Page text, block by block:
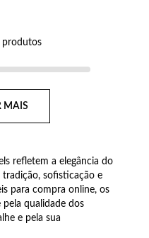
MAIS
refletem a elegância do
sofisticação e
para compra online, os
pela qualidade dos
e pela sua